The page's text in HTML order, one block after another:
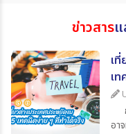
ข่าวสาร
เ
เ
อา